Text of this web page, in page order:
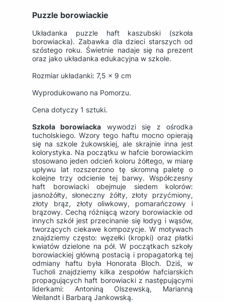
Puzzle borowiackie
Układanka puzzle haft kaszubski (szkoła
borowiacka). Zabawka dla dzieci starszych od
szóstego roku. Świetnie nadaje się na prezent
oraz jako układanka edukacyjna w szkole.
Rozmiar układanki: 7,5 x 9 cm
Wyprodukowano na Pomorzu.
Cena dotyczy 1 sztuki.
Szkoła borowiacka wywodzi się z ośrodka
tucholskiego. Wzory tego haftu mocno opierają
się na szkole żukowskiej, ale skrajnie inna jest
kolorystyka. Na początku w hafcie borowiackim
stosowano jeden odcień koloru żółtego, w miarę
upływu lat rozszerzono tę skromną paletę o
kolejne trzy odcienie tej barwy. Współczesny
haft borowiacki obejmuje siedem kolorów:
jasnożółty, słoneczny żółty, złoty przyćmiony,
złoty brąz, złoty oliwkowy, pomarańczowy i
brązowy. Cechą różniącą wzory borowiackie od
innych szkół jest przecinanie się łodyg i wąsów,
tworzących ciekawe kompozycje. W motywach
znajdziemy często: węzełki (kropki) oraz płatki
kwiatów dzielone na pół. W początkach szkoły
borowiackiej główną postacią i propagatorką tej
odmiany haftu była Honorata Bloch. Dziś, w
Tucholi znajdziemy kilka zespołów hafciarskich
propagujących haft borowiacki z następującymi
liderkami: Antoniną Olszewską, Marianną
Weilandt i Barbarą Jankowską.